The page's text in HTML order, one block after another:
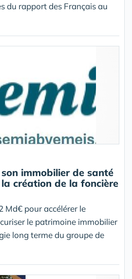
du rapport des Français au
immobilier de santé
création de la foncière
Md€ pour accélérer le
le patrimoine immobilier
long terme du groupe de